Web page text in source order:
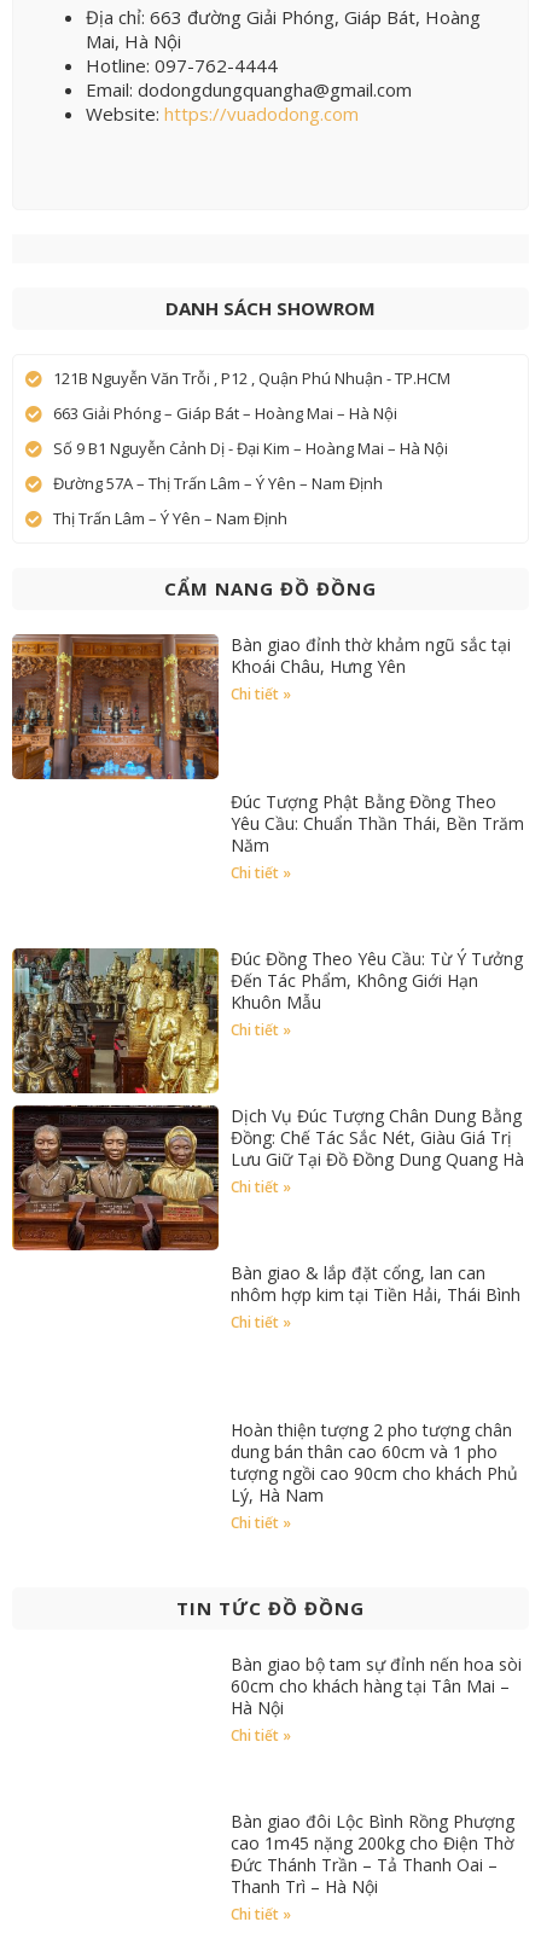
Địa chỉ: 663 đường Giải Phóng, Giáp Bát, Hoàng
Mai, Hà Nội
Hotline: 097-762-4444
Email: dodongdungquangha@gmail.com
Website: https://vuadodong.com
DANH SÁCH SHOWROM
121B Nguyễn Văn Trỗi , P12 , Quận Phú Nhuận - TP.HCM
663 Giải Phóng – Giáp Bát – Hoàng Mai – Hà Nội
Số 9 B1 Nguyễn Cảnh Dị - Đại Kim – Hoàng Mai – Hà Nội
Đường 57A – Thị Trấn Lâm – Ý Yên – Nam Định
Thị Trấn Lâm – Ý Yên – Nam Định
CẨM NANG ĐỒ ĐỒNG
Bàn giao đỉnh thờ khảm ngũ sắc tại
Khoái Châu, Hưng Yên
Chi tiết »
Đúc Tượng Phật Bằng Đồng Theo
Yêu Cầu: Chuẩn Thần Thái, Bền Trăm
Năm
Chi tiết »
Đúc Đồng Theo Yêu Cầu: Từ Ý Tưởng
Đến Tác Phẩm, Không Giới Hạn
Khuôn Mẫu
Chi tiết »
Dịch Vụ Đúc Tượng Chân Dung Bằng
Đồng: Chế Tác Sắc Nét, Giàu Giá Trị
Lưu Giữ Tại Đồ Đồng Dung Quang Hà
Chi tiết »
Bàn giao & lắp đặt cổng, lan can
nhôm hợp kim tại Tiền Hải, Thái Bình
Chi tiết »
Hoàn thiện tượng 2 pho tượng chân
dung bán thân cao 60cm và 1 pho
tượng ngồi cao 90cm cho khách Phủ
Lý, Hà Nam
Chi tiết »
TIN TỨC ĐỒ ĐỒNG
Bàn giao bộ tam sự đỉnh nến hoa sòi
60cm cho khách hàng tại Tân Mai –
Hà Nội
Chi tiết »
Bàn giao đôi Lộc Bình Rồng Phượng
cao 1m45 nặng 200kg cho Điện Thờ
Đức Thánh Trần – Tả Thanh Oai –
Thanh Trì – Hà Nội
Chi tiết »